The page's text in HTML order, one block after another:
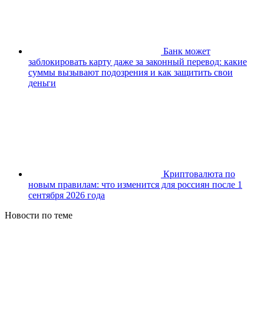
Банк может
заблокировать карту даже за законный перевод: какие
суммы вызывают подозрения и как защитить свои
деньги
Криптовалюта по
новым правилам: что изменится для россиян после 1
сентября 2026 года
Новости по теме